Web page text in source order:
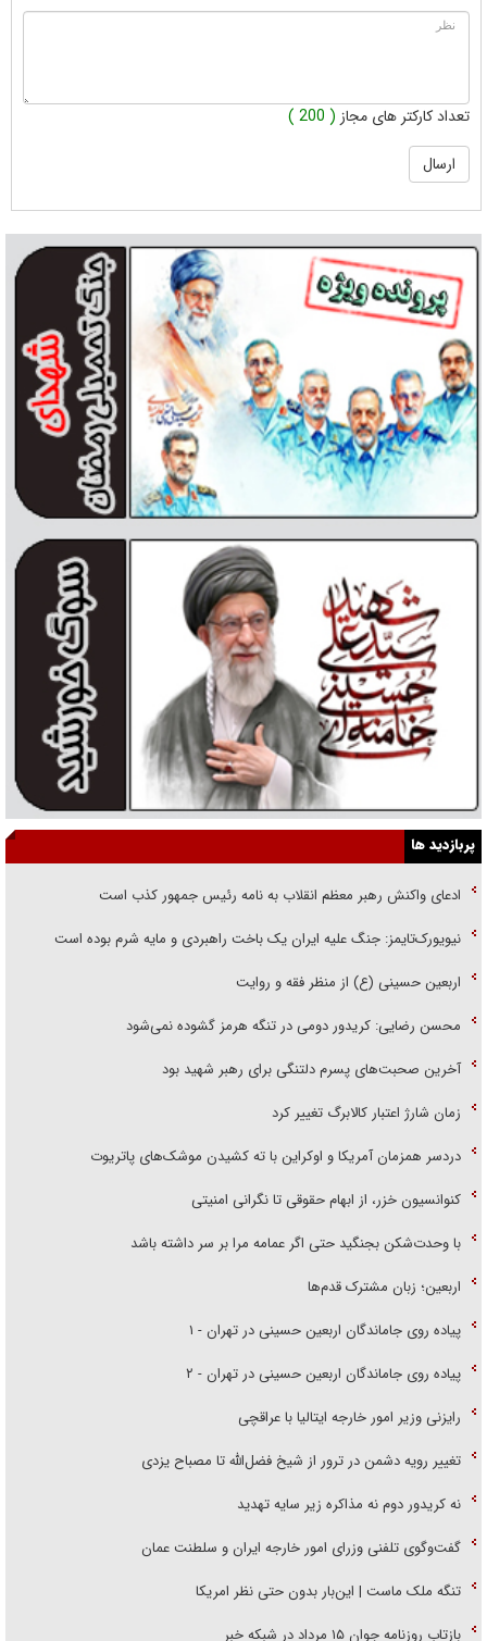
تعداد کارکتر های مجاز ( 200 )
پربازدید ها
ادعای واکنش رهبر معظم انقلاب به نامه رئیس جمهور کذب است
نیویورک‌تایمز: جنگ علیه ایران یک باخت راهبردی و مایه شرم بوده است
اربعین حسینی (ع) از منظر فقه و روایت
محسن رضایی: کریدور دومی در تنگه هرمز گشوده نمی‌شود
آخرین صحبت‌های پسرم دلتنگی برای رهبر شهید بود
زمان شارژ اعتبار کالابرگ تغییر کرد
دردسر همزمان آمریکا و اوکراین با ته کشیدن موشک‌های پاتریوت
کنوانسیون خزر، از ابهام حقوقی تا نگرانی امنیتی
با وحدت‌شکن بجنگید حتی اگر عمامه مرا بر سر داشته باشد
اربعین؛ زبان مشترک قدم‌ها
پیاده روی جاماندگان اربعین حسینی در تهران - ۱
پیاده روی جاماندگان اربعین حسینی در تهران - ۲
رایزنی وزیر امور خارجه ایتالیا با عراقچی
تغییر رویه دشمن در ترور از شیخ فضل‌الله تا مصباح یزدی
نه کریدور دوم نه مذاکره زیر سایه تهدید
گفت‌وگوی تلفنی وزرای امور خارجه ایران و سلطنت عمان
تنگه ملک ماست | این‌بار بدون حتی نظر امریکا
بازتاب روزنامه جوان ۱۵ مرداد در شبکه خبر